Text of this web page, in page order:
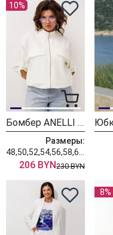
10%
Бомбер ANELLI LAUREL 1845 альбинос
Размеры:
206 BYN230 BYN
8%